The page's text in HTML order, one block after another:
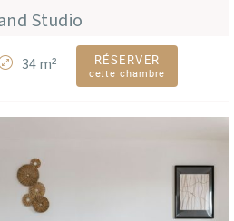
Studio
34 m² RÉSERVER
cette chambre